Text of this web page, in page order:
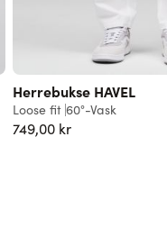
Herrebukse HAVEL
Loose fit 60°-Vask
749,00 kr